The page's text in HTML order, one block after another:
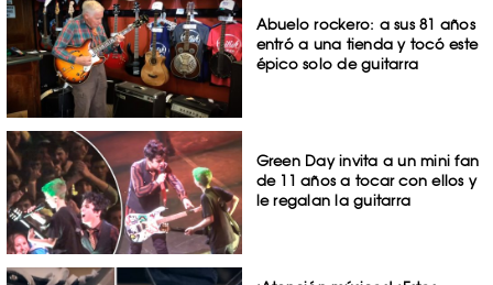
Abuelo rockero: a sus 81 años
entró a una tienda y tocó este
épico solo de guitarra
Green Day invita a un mini fan
de 11 años a tocar con ellos y
le regalan la guitarra